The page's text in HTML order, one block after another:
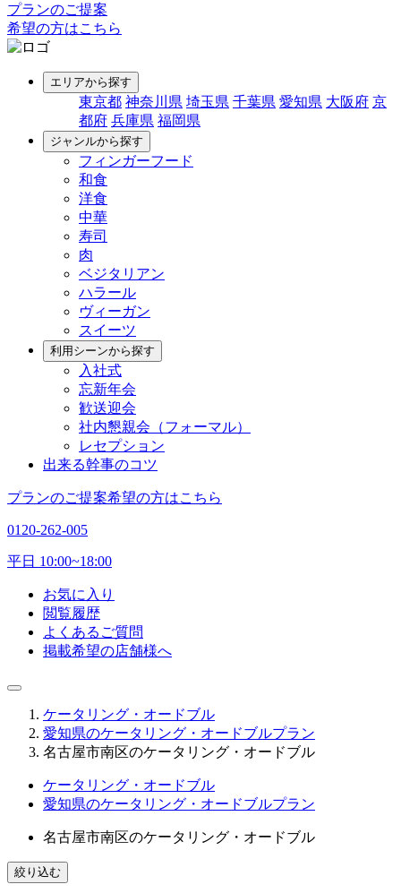
プランのご提案
希望の方はこちら
エリアから探す
東京都 神奈川県 埼玉県 千葉県 愛知県 大阪府 京
都府 兵庫県 福岡県
ジャンルから探す
フィンガーフード
和食
洋食
中華
寿司
肉
ベジタリアン
ハラール
ヴィーガン
スイーツ
利用シーンから探す
入社式
忘新年会
歓送迎会
社内懇親会（フォーマル）
レセプション
出来る幹事のコツ
プランのご提案希望の方はこちら
0120-262-005
平日 10:00~18:00
お気に入り
閲覧履歴
よくあるご質問
掲載希望の店舗様へ
ケータリング・オードブル
愛知県のケータリング・オードブルプラン
名古屋市南区のケータリング・オードブル
ケータリング・オードブル
愛知県のケータリング・オードブルプラン
名古屋市南区のケータリング・オードブル
絞り込む